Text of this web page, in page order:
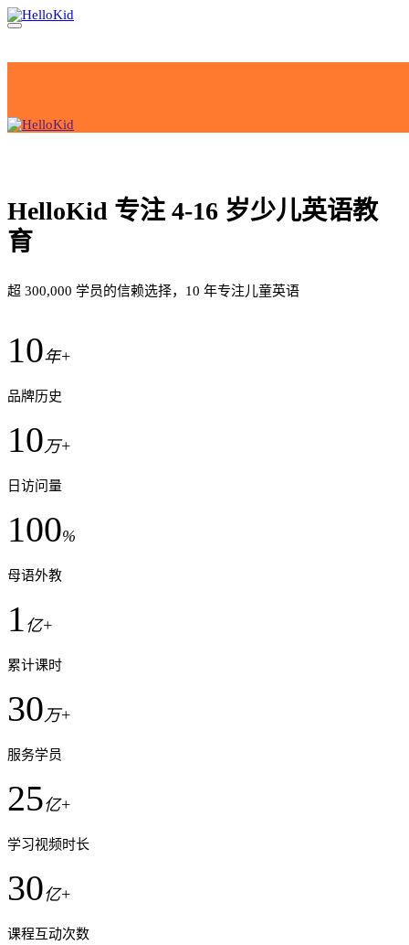
HelloKid 专注 4-16 岁少儿英语教
育
超 300,000 学员的信赖选择，10 年专注儿童英语
10年+
品牌历史
10万+
日访问量
100%
母语外教
1 亿+
累计课时
30万+
服务学员
25亿+
学习视频时长
30亿+
课程互动次数